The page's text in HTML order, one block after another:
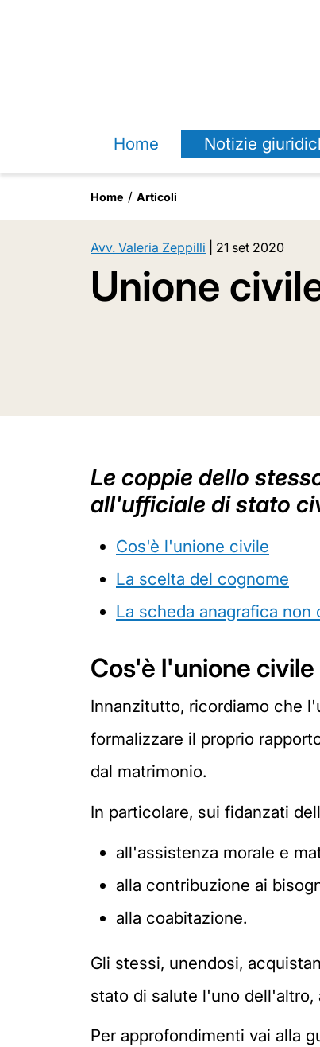
Home Notizie
Home Articoli
Avv. Valeria Zeppilli 21 set 2020
Unione
Le coppie dello
all'ufficiale di stato
Cos'è l'unione civile
La scelta del cognome
La scheda anagrafica non
Cos'è l'unione civile
Innanzitutto, ricordiamo che
formalizzare il proprio
dal matrimonio.
In particolare, sui fidanzati
all'assistenza morale e
alla contribuzione ai
alla coabitazione.
Gli stessi, unendosi,
stato di salute l'uno dell'altro,
Per approfondimenti vai alla